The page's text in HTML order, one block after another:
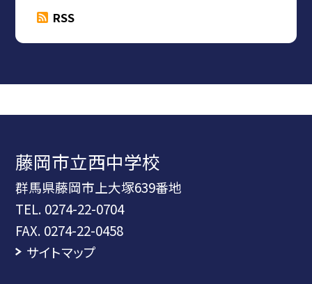
RSS
藤岡市立西中学校
群馬県藤岡市上大塚639番地
TEL. 0274-22-0704
FAX. 0274-22-0458
サイトマップ